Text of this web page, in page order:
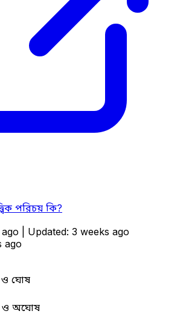
পরিচয় কি?
| Updated: 3 weeks ago
ago
ও ঘোষ
ও অঘোষ